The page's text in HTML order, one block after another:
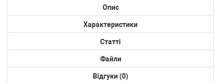
Опис
Характеристики
Статті
Файли
Відгуки (0)